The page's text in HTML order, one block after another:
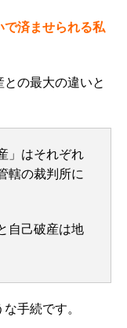
で済ませられる私
の最大の違いと
」はそれぞれ
轄の裁判所に
自己破産は地
手続です。